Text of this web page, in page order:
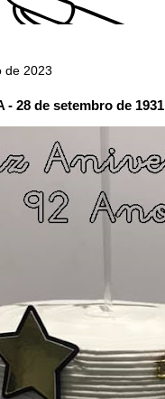
de 2023
- 28 de setembro de 1931